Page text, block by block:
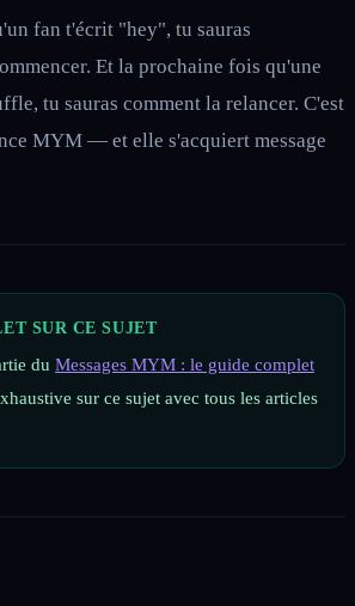
fan t'écrit "hey", tu sauras
Et la prochaine fois qu'une
tu sauras comment la relancer. C'est
MYM — et elle s'acquiert message
SUR CE SUJET
du Messages MYM : le guide complet
sur ce sujet avec tous les articles